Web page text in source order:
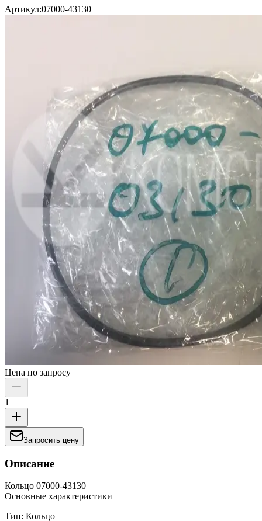
Артикул:07000-43130
Цена по запросу
1
Запросить цену
Описание
Кольцо 07000-43130
Основные характеристики
Тип: Кольцо